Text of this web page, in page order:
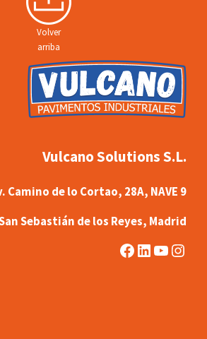
Volver
arriba
Vulcano Solutions S.L.
Camino de lo Cortao, 28A, NAVE 9
Sebastián de los Reyes, Madrid
Facebook
LinkedIn